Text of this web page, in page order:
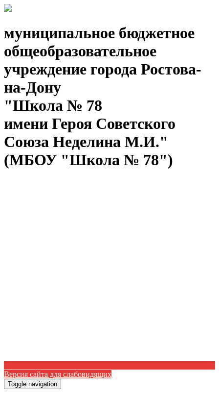
муниципальное бюджетное
общеобразовательное
учреждение города Ростова-
на-Дону
"Школа № 78
имени Героя Советского
Союза Неделина М.И."
(МБОУ "Школа № 78")
Версия сайта для слабовидящих
Toggle navigation